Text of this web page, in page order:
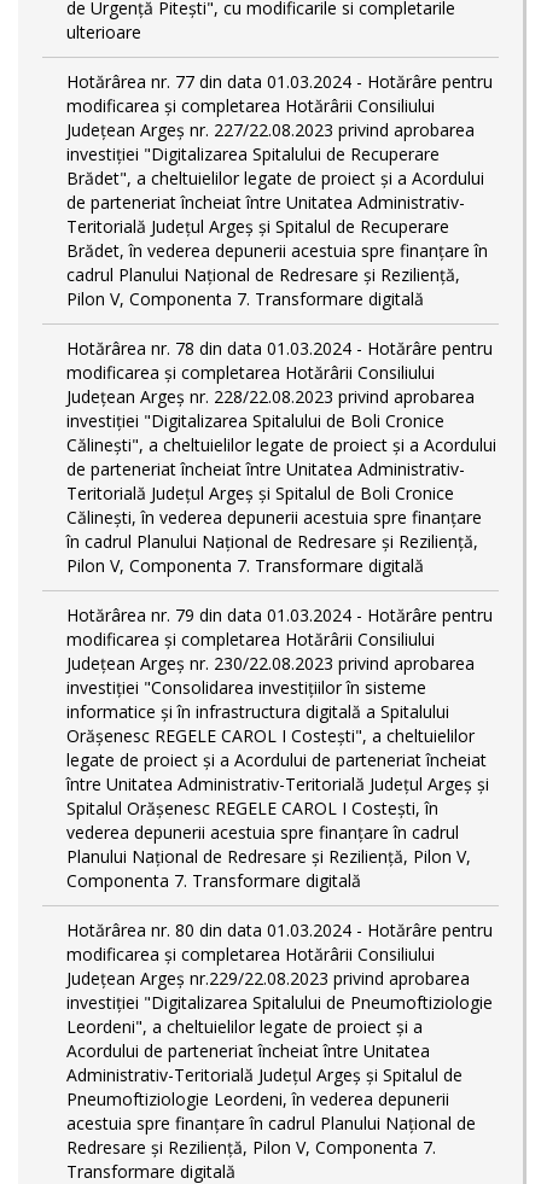
de Urgență Pitești", cu modificarile si completarile
ulterioare
Hotărârea nr. 77 din data 01.03.2024 - Hotărâre pentru
modificarea și completarea Hotărârii Consiliului
Județean Argeș nr. 227/22.08.2023 privind aprobarea
investiției "Digitalizarea Spitalului de Recuperare
Brădet", a cheltuielilor legate de proiect și a Acordului
de parteneriat încheiat între Unitatea Administrativ-
Teritorială Județul Argeș și Spitalul de Recuperare
Brădet, în vederea depunerii acestuia spre finanțare în
cadrul Planului Național de Redresare și Reziliență,
Pilon V, Componenta 7. Transformare digitală
Hotărârea nr. 78 din data 01.03.2024 - Hotărâre pentru
modificarea și completarea Hotărârii Consiliului
Județean Argeș nr. 228/22.08.2023 privind aprobarea
investiției "Digitalizarea Spitalului de Boli Cronice
Călinești", a cheltuielilor legate de proiect și a Acordului
de parteneriat încheiat între Unitatea Administrativ-
Teritorială Județul Argeș și Spitalul de Boli Cronice
Călinești, în vederea depunerii acestuia spre finanțare
în cadrul Planului Național de Redresare și Reziliență,
Pilon V, Componenta 7. Transformare digitală
Hotărârea nr. 79 din data 01.03.2024 - Hotărâre pentru
modificarea și completarea Hotărârii Consiliului
Județean Argeș nr. 230/22.08.2023 privind aprobarea
investiției "Consolidarea investițiilor în sisteme
informatice și în infrastructura digitală a Spitalului
Orășenesc REGELE CAROL I Costești", a cheltuielilor
legate de proiect și a Acordului de parteneriat încheiat
între Unitatea Administrativ-Teritorială Județul Argeș și
Spitalul Orășenesc REGELE CAROL I Costești, în
vederea depunerii acestuia spre finanțare în cadrul
Planului Național de Redresare și Reziliență, Pilon V,
Componenta 7. Transformare digitală
Hotărârea nr. 80 din data 01.03.2024 - Hotărâre pentru
modificarea și completarea Hotărârii Consiliului
Județean Argeș nr.229/22.08.2023 privind aprobarea
investiției "Digitalizarea Spitalului de Pneumoftiziologie
Leordeni", a cheltuielilor legate de proiect și a
Acordului de parteneriat încheiat între Unitatea
Administrativ-Teritorială Județul Argeș și Spitalul de
Pneumoftiziologie Leordeni, în vederea depunerii
acestuia spre finanțare în cadrul Planului Național de
Redresare și Reziliență, Pilon V, Componenta 7.
Transformare digitală